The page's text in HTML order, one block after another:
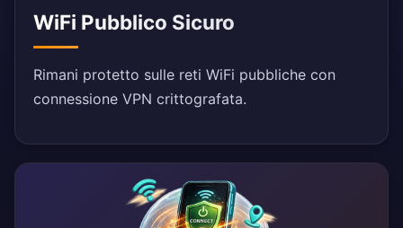
WiFi Pubblico Sicuro
Rimani protetto sulle reti WiFi pubbliche con
connessione VPN crittografata.